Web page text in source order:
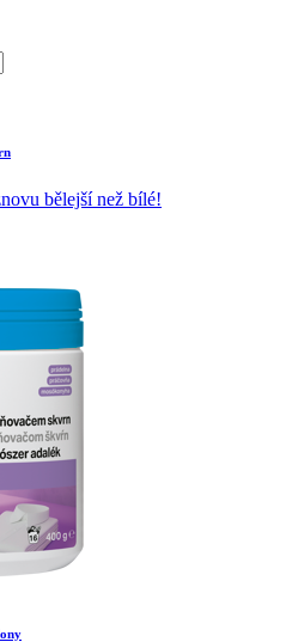
bělejší než bílé!